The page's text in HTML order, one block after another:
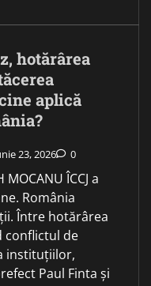
hotărârea
aplică
23, 2026 0
MOCANU ÎCCJ a
România
Între hotărârea
conflictul de
instituțiilor,
Paul Finta și